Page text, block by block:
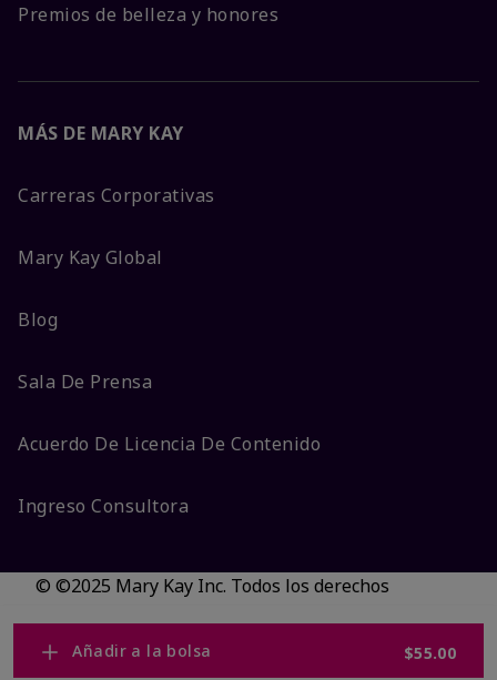
Añadir a la bolsa $55.00
Premios de belleza y honores
MÁS DE MARY KAY
Carreras Corporativas
Mary Kay Global
Blog
Sala De Prensa
Acuerdo De Licencia De Contenido
Ingreso Consultora
© ©2025 Mary Kay Inc. Todos los derechos
Código DSA/Queja al Código
Privacidad